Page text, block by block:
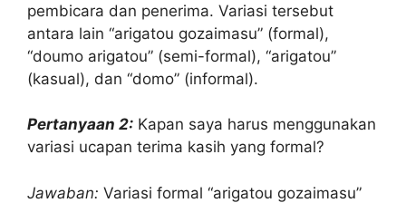
pembicara dan penerima. Variasi tersebut
antara lain “arigatou gozaimasu” (formal),
“doumo arigatou” (semi-formal), “arigatou”
(kasual), dan “domo” (informal).
Pertanyaan 2: Kapan saya harus menggunakan
variasi ucapan terima kasih yang formal?
Jawaban: Variasi formal “arigatou gozaimasu”